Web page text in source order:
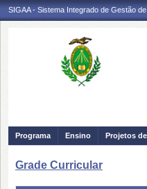
SIGAA - Sistema Integrado de Gestão
Programa Ensino Projetos
Grade Curricular